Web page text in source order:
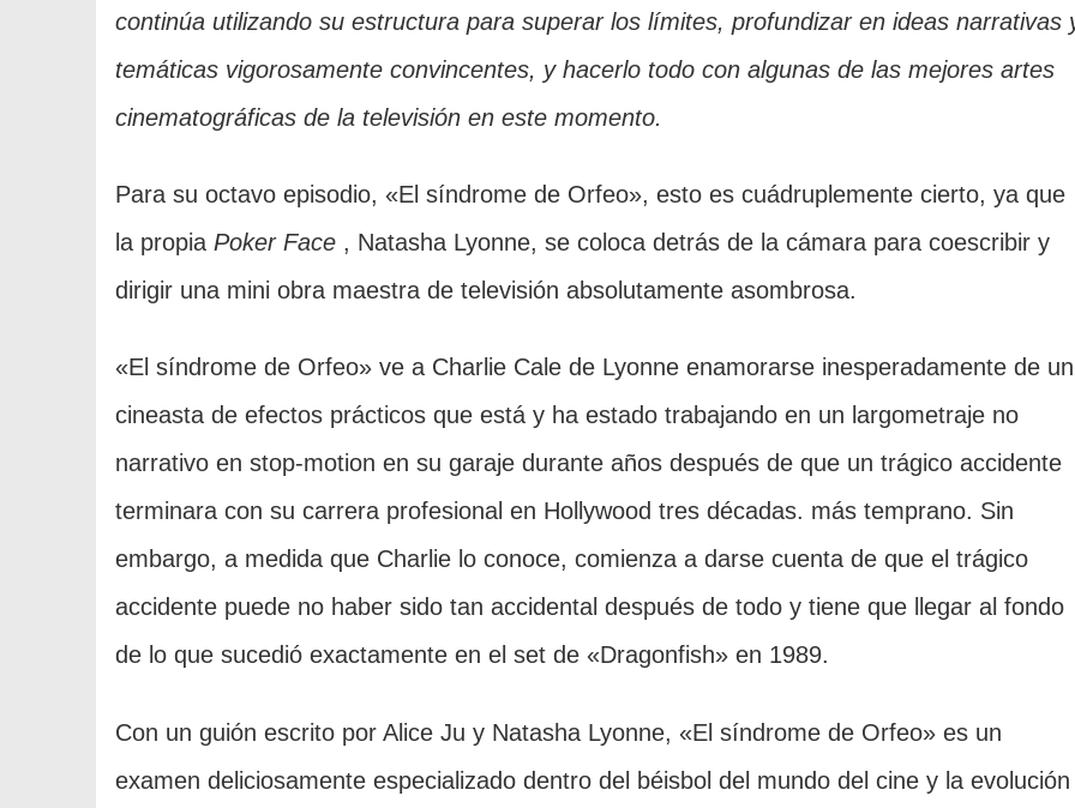
continúa utilizando su estructura para superar los límites, profundizar en ideas narrativas
temáticas vigorosamente convincentes, y hacerlo todo con algunas de las mejores artes
cinematográficas de la televisión en este momento.
Para su octavo episodio, «El síndrome de Orfeo», esto es cuádruplemente cierto, ya que
la propia Poker Face , Natasha Lyonne, se coloca detrás de la cámara para coescribir y
dirigir una mini obra maestra de televisión absolutamente asombrosa.
«El síndrome de Orfeo» ve a Charlie Cale de Lyonne enamorarse inesperadamente de un
cineasta de efectos prácticos que está y ha estado trabajando en un largometraje no
narrativo en stop-motion en su garaje durante años después de que un trágico accidente
terminara con su carrera profesional en Hollywood tres décadas. más temprano. Sin
embargo, a medida que Charlie lo conoce, comienza a darse cuenta de que el trágico
accidente puede no haber sido tan accidental después de todo y tiene que llegar al fondo
de lo que sucedió exactamente en el set de «Dragonfish» en 1989.
Con un guión escrito por Alice Ju y Natasha Lyonne, «El síndrome de Orfeo» es un
examen deliciosamente especializado dentro del béisbol del mundo del cine y la evolución